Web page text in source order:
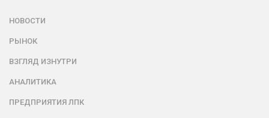
НОВОСТИ
РЫНОК
ВЗГЛЯД ИЗНУТРИ
АНАЛИТИКА
ПРЕДПРИЯТИЯ ЛПК